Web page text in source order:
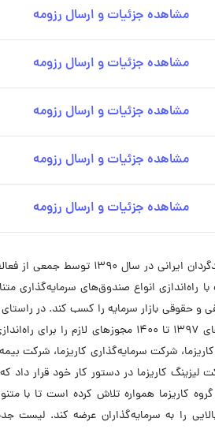
مشاهده جزئیات و ارسال رزومه
مشاهده جزئیات و ارسال رزومه
مشاهده جزئیات و ارسال رزومه
مشاهده جزئیات و ارسال رزومه
مشاهده جزئیات و ارسال رزومه
گروه مالی کاریزما ابتدا با تأسیس شرکت سبدگردان کاریزما به‌عنوان نخستین شرکت سبدگردان ایرانی
انواع صندوق‌های سرمایه‌گذاری
و حقوقی بازار سرمایه را کسب کند. در
زنجیره ارزش فعالیت‌ها و ارائه راهکارهای مالی ترکیبی، گروه مالی کاریزما در طول سال‌های 1397 تا 1400 مجوزهای
شرکت سرمایه‌گذاری کاریزما، شرکت
لیزینگ کاریزما در دستور کار خود قرار داد
کاریزما همواره تلاش کرده است تا با
را به سرمایه‌گذاران عرضه کند. لیست